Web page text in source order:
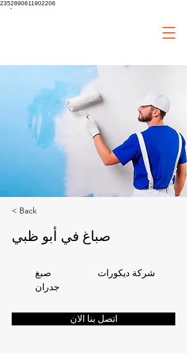
2352890611902206
< Back
صباغ في أبو ظبي
صبغ
جدران
شركة ديكورات
اتصل بنا الان